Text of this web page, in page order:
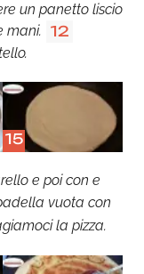
un panetto liscio
mani. 12
15
e poi con e
vuota con
la pizza.